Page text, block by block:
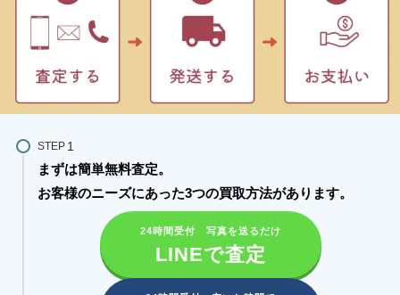
STEP
まずは簡単無料査定。
お客様のニーズにあった3つの買取方法があります。​
24時間受付 写真を送るだけ
LINEで査定